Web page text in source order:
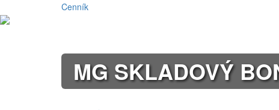
Cenník
MG SKLADOVÝ